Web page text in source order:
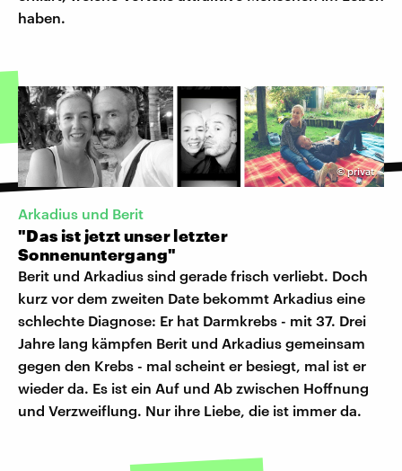
haben.
©privat
Arkadius und Berit
"Das ist jetzt unser letzter
Sonnenuntergang"
Berit und Arkadius sind gerade frisch verliebt. Doch
kurz vor dem zweiten Date bekommt Arkadius eine
schlechte Diagnose: Er hat Darmkrebs - mit 37. Drei
Jahre lang kämpfen Berit und Arkadius gemeinsam
gegen den Krebs - mal scheint er besiegt, mal ist er
wieder da. Es ist ein Auf und Ab zwischen Hoffnung
und Verzweiflung. Nur ihre Liebe, die ist immer da.